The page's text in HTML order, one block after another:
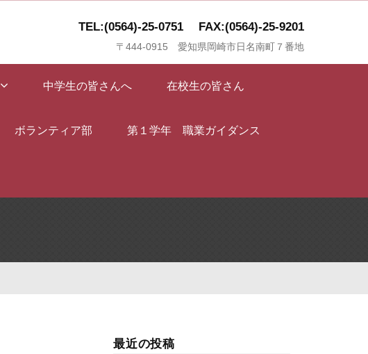
TEL:(0564)-25-0751 FAX:(0564)-25-9201
〒444-0915 愛知県岡崎市日名南町７番地
中学生の皆さんへ 在校生の皆さん
ボランティア部 第１学年 職業ガイダンス
最近の投稿